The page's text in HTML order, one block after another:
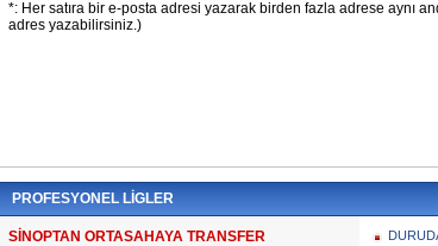
PROFESYONEL LİGLER
SİNOPTAN ORTASAHAYA TRANSFER